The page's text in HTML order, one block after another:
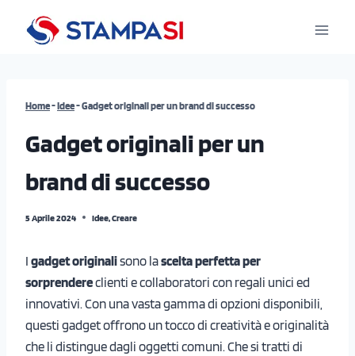
Home-Idee-Gadget originali per un brand di successo
Gadget originali per un
brand di successo
5 Aprile 2024 Idee,Creare
I gadget originalisono lascelta perfetta per
sorprendereclienti e collaboratori con regali unici ed
innovativi. Con una vasta gamma di opzioni disponibili,
questi gadget offrono un tocco di creatività e originalità
che li distingue dagli oggetti comuni. Che si tratti di